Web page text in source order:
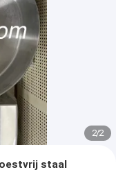
2/2
staal